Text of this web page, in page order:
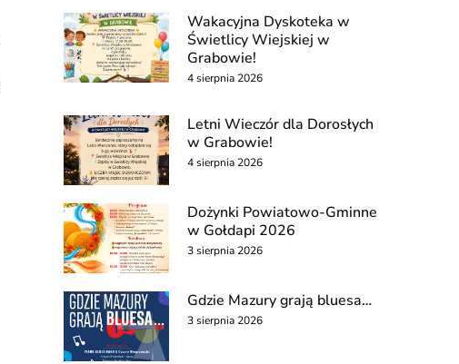
Wakacyjna Dyskoteka w
Świetlicy Wiejskiej w
Grabowie!
4 sierpnia 2026
Letni Wieczór dla Dorosłych
w Grabowie!
4 sierpnia 2026
Dożynki Powiatowo-Gminne
w Gołdapi 2026
3 sierpnia 2026
Gdzie Mazury grają bluesa…
3 sierpnia 2026